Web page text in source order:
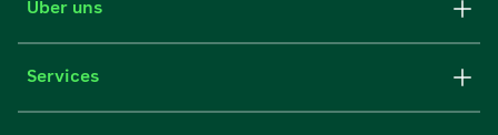
Über uns
Services